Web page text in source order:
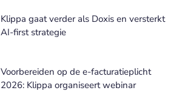
Klippa gaat verder als Doxis en versterkt
AI-first strategie
Voorbereiden op de e-facturatieplicht
2026: Klippa organiseert webinar